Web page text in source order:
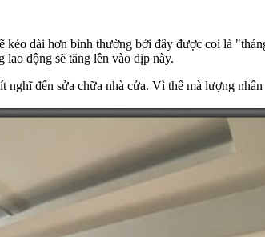
kéo dài hơn bình thường bởi đây được coi là
lao động sẽ tăng lên vào dịp này.
đến sửa chữa nhà cửa. Vì thế mà lượng